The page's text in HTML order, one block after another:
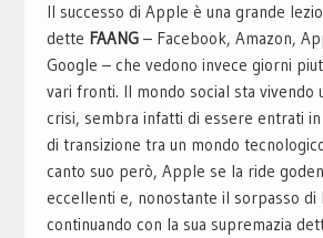
Il successo di Apple è una grande
dette FAANG– Facebook, Amazon,
Google – che vedono invece giorni
vari fronti. Il mondo social sta vivendo
crisi, sembra infatti di essere entrati
di transizione tra un mondo
canto suo però, Apple se la ride
eccellenti e, nonostante il sorpasso di
continuando con la sua supremazia